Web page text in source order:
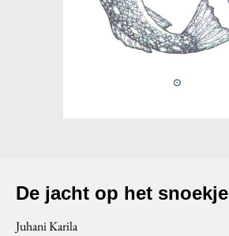
De jacht op het snoekje
Juhani Karila